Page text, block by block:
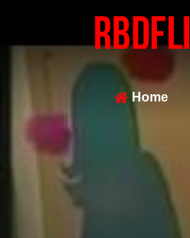
Home